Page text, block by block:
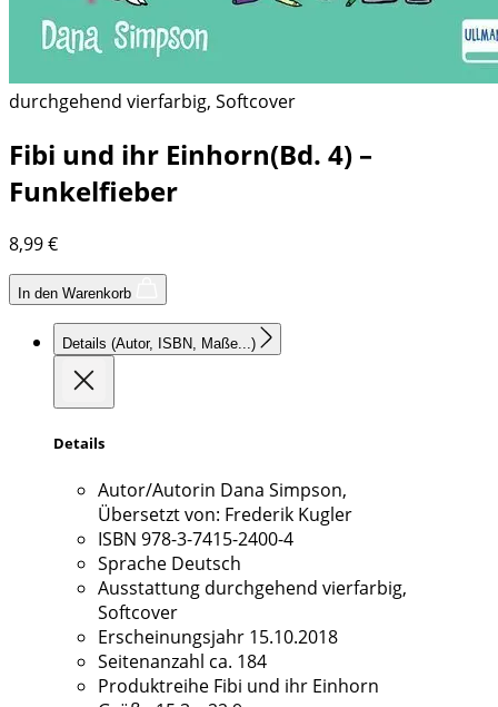
durchgehend vierfarbig, Softcover
Fibi und ihr Einhorn(Bd. 4) –
Funkelfieber
8,99€
In den Warenkorb
Details (Autor, ISBN, Maße...)
Details
Autor/Autorin Dana Simpson,
Übersetzt von: Frederik Kugler
ISBN 978-3-7415-2400-4
Sprache Deutsch
Ausstattung durchgehend vierfarbig,
Softcover
Erscheinungsjahr 15.10.2018
Seitenanzahl ca. 184
Produktreihe Fibi und ihr Einhorn